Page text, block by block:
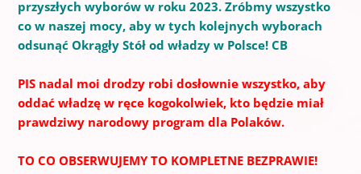
przyszłych wyborów w roku 2023. Zróbmy wszystko
co w naszej mocy, aby w tych kolejnych wyborach
odsunąć Okrągły Stół od władzy w Polsce! CB
PIS nadal moi drodzy robi dosłownie wszystko, aby
oddać władzę w ręce kogokolwiek, kto będzie miał
prawdziwy narodowy program dla Polaków.
TO CO OBSERWUJEMY TO KOMPLETNE BEZPRAWIE!